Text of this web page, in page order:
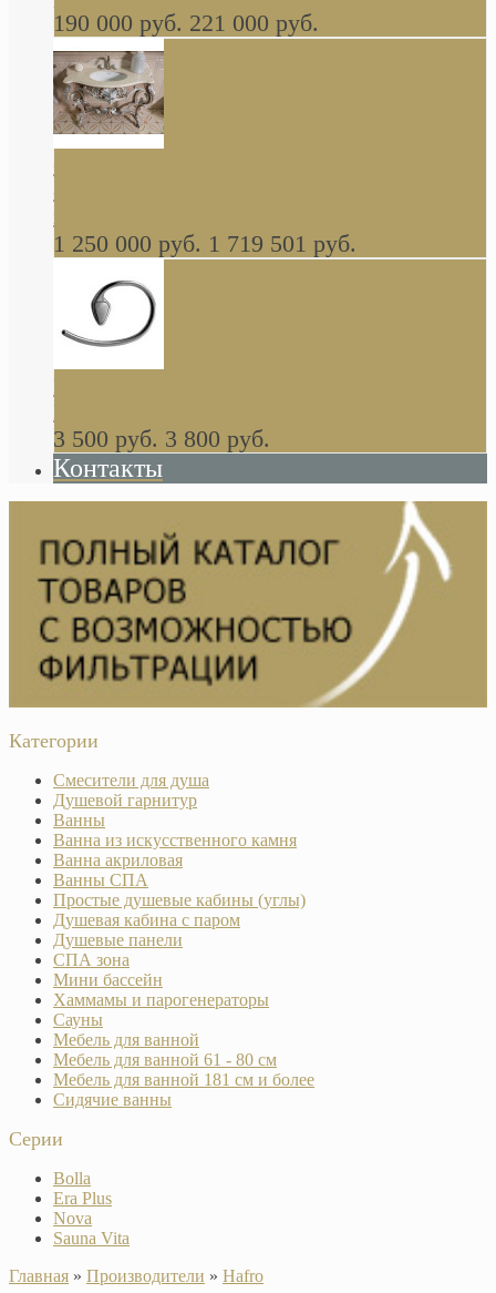
190 000 руб. 221 000 руб.
стиле барокко, из массива дерева, светло
коричневый матовый окрас + серебро
1 250 000 руб. 1 719 501 руб.
Khala Colombo аксессуары (серия) В
НАЛИЧИИ
3 500 руб. 3 800 руб.
Контакты
Категории
Смесители для душа
Душевой гарнитур
Ванны
Ванна из искусственного камня
Ванна акриловая
Ванны СПА
Простые душевые кабины (углы)
Душевая кабина с паром
Душевые панели
СПА зона
Мини бассейн
Хаммамы и парогенераторы
Сауны
Мебель для ванной
Мебель для ванной 61 - 80 см
Мебель для ванной 181 см и более
Сидячие ванны
Серии
Bolla
Era Plus
Nova
Sauna Vita
Главная » Производители » Hafro